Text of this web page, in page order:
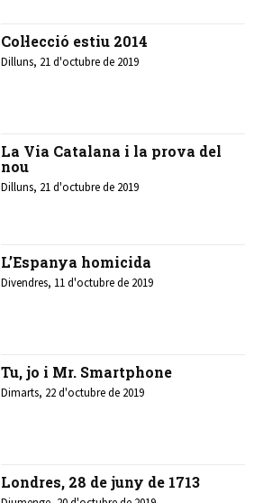
Col·lecció estiu 2014
Dilluns, 21 d'octubre de 2019
La Via Catalana i la prova del
nou
Dilluns, 21 d'octubre de 2019
L’Espanya homicida
Divendres, 11 d'octubre de 2019
Tu, jo i Mr. Smartphone
Dimarts, 22 d'octubre de 2019
Londres, 28 de juny de 1713